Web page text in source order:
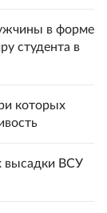
в форме
студента в
которых
высадки ВСУ